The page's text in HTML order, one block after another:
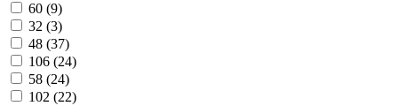
60 (9)
32 (3)
48 (37)
106 (24)
58 (24)
102 (22)